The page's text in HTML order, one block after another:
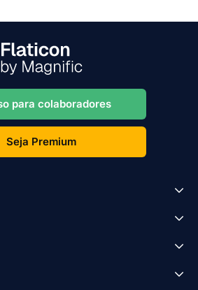
para colaboradores
Seja Premium